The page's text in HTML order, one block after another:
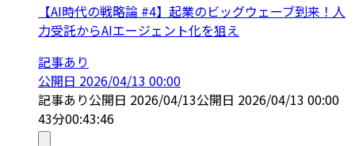
【AI時代の戦略論 #4】起業のビッグウェーブ到来！人
力受託からAIエージェント化を狙え
記事あり
公開日 2026/04/13 00:00
記事あり公開日 2026/04/13公開日 2026/04/13 00:00
43分00:43:46